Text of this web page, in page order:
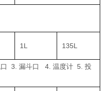
1L 135L
口 3. 漏斗口 4. 温度计 5. 投